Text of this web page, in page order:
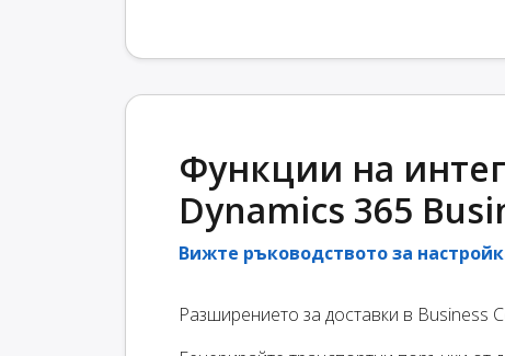
Функции на
Dynamics 365
Вижте ръководството за
Разширението за доставки в Business